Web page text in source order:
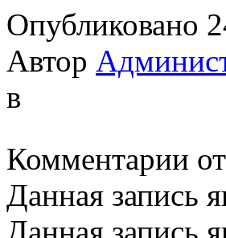
Опубликовано
Автор
в
Комментарии записи
Данная запись
Данная запись